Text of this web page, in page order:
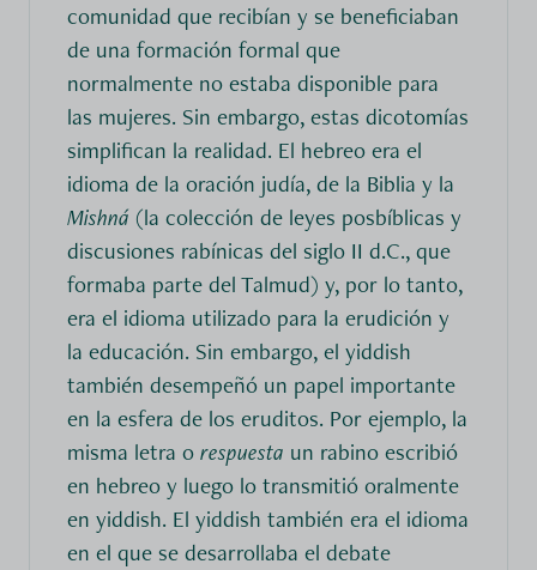
comunidad que recibían y se beneficiaban
de una formación formal que
normalmente no estaba disponible para
las mujeres. Sin embargo, estas dicotomías
simplifican la realidad. El hebreo era el
idioma de la oración judía, de la Biblia y la
Mishná (la colección de leyes posbíblicas y
discusiones rabínicas del siglo II d.C., que
formaba parte del Talmud) y, por lo tanto,
era el idioma utilizado para la erudición y
la educación. Sin embargo, el yiddish
también desempeñó un papel importante
en la esfera de los eruditos. Por ejemplo, la
misma letra orespuesta un rabino escribió
en hebreo y luego lo transmitió oralmente
en yiddish. El yiddish también era el idioma
en el que se desarrollaba el debate